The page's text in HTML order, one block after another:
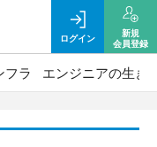
ログイン
新規
会員登録
フラ エンジニアの生き